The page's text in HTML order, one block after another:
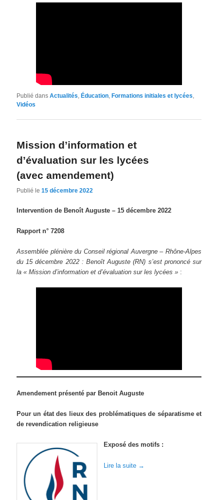
Publié dans Actualités, Éducation, Formations initiales et lycées,
Vidéos
Mission d’information et
d’évaluation sur les lycées
(avec amendement)
Publié le15 décembre 2022
Intervention de Benoît Auguste – 15 décembre 2022
Rapport n° 7208
Assemblée plénière du Conseil régional Auvergne – Rhône-Alpes
du 15 décembre 2022 : Benoît Auguste (RN) s’est prononcé sur
la « Mission d’information et d’évaluation sur les lycées » :
Amendement présenté par Benoit Auguste
Pour un état des lieux des problématiques de séparatisme et
de revendication religieuse
Exposé des motifs :
Lire la suite →